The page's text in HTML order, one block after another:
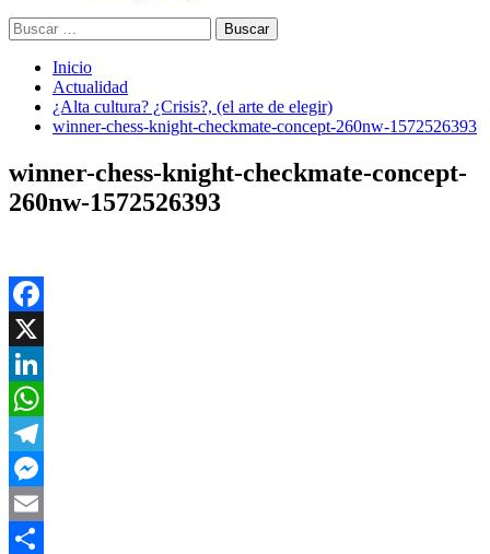
Buscar:
Inicio
Actualidad
¿Alta cultura? ¿Crisis?, (el arte de elegir)
winner-chess-knight-checkmate-concept-260nw-1572526393
winner-chess-knight-checkmate-concept-
260nw-1572526393
Facebook
X
LinkedIn
WhatsApp
Telegram
Messenger
Email